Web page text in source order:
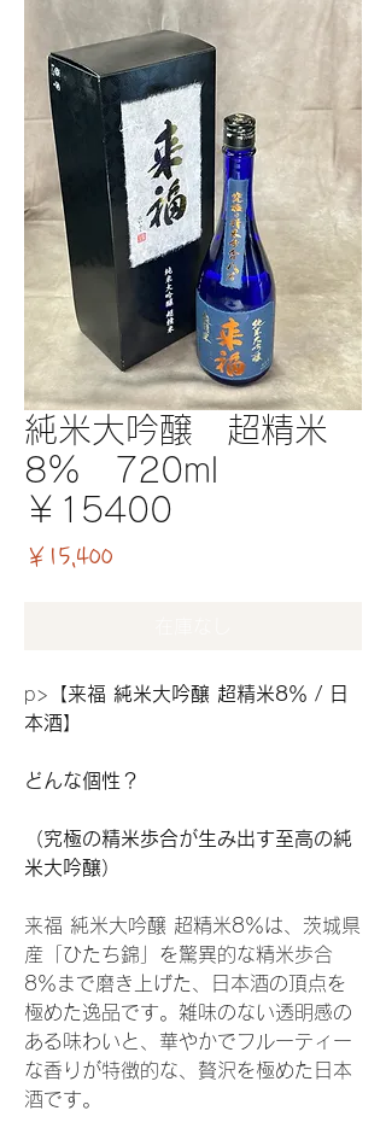
純米大吟醸 超精米
8％ 720ml
￥15400
￥15,400
p> 【来福 純米大吟醸 超精米8％ / 日
本酒】
どんな個性？
（究極の精米歩合が生み出す至高の純
米大吟醸）
来福 純米大吟醸 超精米8％は、茨城県
産「ひたち錦」を驚異的な精米歩合
8％まで磨き上げた、日本酒の頂点を
極めた逸品です。雑味のない透明感の
ある味わいと、華やかでフルーティー
な香りが特徴的な、贅沢を極めた日本
酒です。